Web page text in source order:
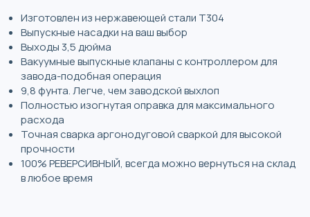
Изготовлен из нержавеющей стали T304
Выпускные насадки на ваш выбор
Выходы 3,5 дюйма
Вакуумные выпускные клапаны с контроллером для
завода-подобная операция
9,8 фунта. Легче, чем заводской выхлоп
Полностью изогнутая оправка для максимального
расхода
Точная сварка аргонодуговой сваркой для высокой
прочности
100% РЕВЕРСИВНЫЙ, всегда можно вернуться на склад
в любое время